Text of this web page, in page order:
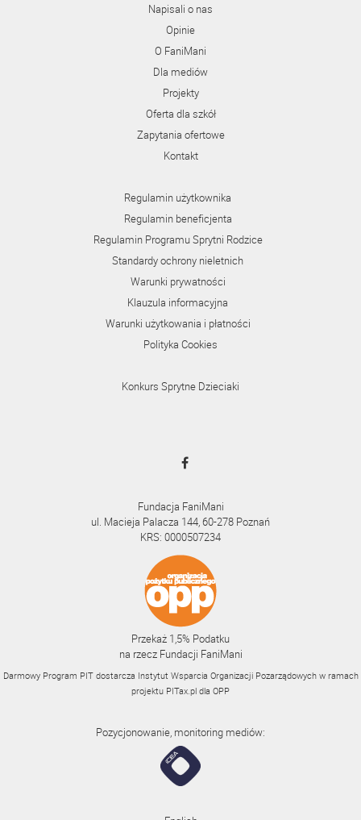
Napisali o nas
Opinie
O FaniMani
Dla mediów
Projekty
Oferta dla szkół
Zapytania ofertowe
Kontakt
Regulamin użytkownika
Regulamin beneficjenta
Regulamin Programu Sprytni Rodzice
Standardy ochrony nieletnich
Warunki prywatności
Klauzula informacyjna
Warunki użytkowania i płatności
Polityka Cookies
Konkurs Sprytne Dzieciaki
Fundacja FaniMani
ul. Macieja Palacza 144, 60-278 Poznań
KRS: 0000507234
Przekaż 1,5% Podatku
na rzecz Fundacji FaniMani
Darmowy Program PIT dostarcza Instytut Wsparcia Organizacji Pozarządowych w ramach
projektu PITax.pl dla OPP
Pozycjonowanie, monitoring mediów: